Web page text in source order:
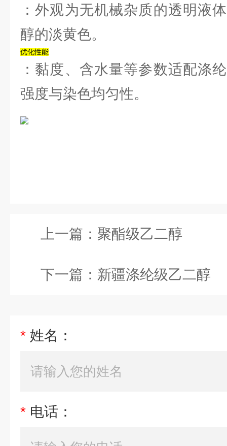
：外观为无机械杂质的透明液
醇的淡黄色。‌‌
‌优化性能‌
：黏度、含水量等参数适配涤
强度与染色均匀性。‌‌
上一篇： 聚酯级乙二醇
下一篇： 新疆涤纶级乙二醇
* 姓名：
* 电话：